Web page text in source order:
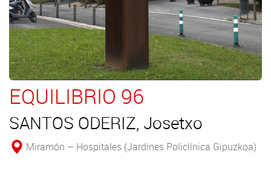
EQUILIBRIO 96
SANTOS ODERIZ, Josetxo
Miramón – Hospitales (Jardines Policlínica Gipuzkoa)